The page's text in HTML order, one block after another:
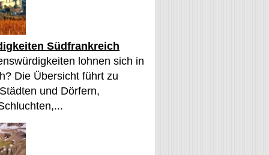
Südfrankreich
lohnen sich in
Die Übersicht führt zu
und Dörfern,